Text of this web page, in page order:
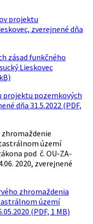
projektu
zverejnené dňa
zásad funkčného
Lieskovec
projektu pozemkových
dňa 31.5.2022 (PDF,
území
pod č. OU-ZA-
2020, zverejnené
zhromaždenia
území
(PDF, 1 MB)